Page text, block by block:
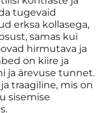
tugevaid
erksa kollasega,
samas kui
hirmutava ja
on kiire ja
ja ärevuse tunnet.
traagiline, mis on
sisemise